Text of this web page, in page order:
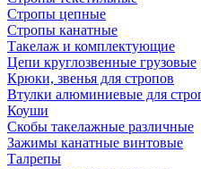
Стропы цепные
Стропы канатные
Такелаж и комплектующие
Цепи круглозвенные грузовые
Крюки, звенья для стропов
Втулки алюминиевые для
Коуши
Скобы такелажные различные
Зажимы канатные винтовые
Талрепы